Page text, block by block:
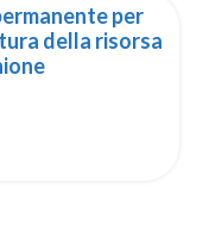
per
della risorsa